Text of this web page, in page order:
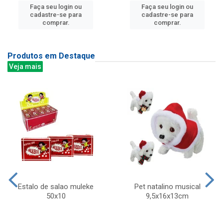
Faça seu login ou
cadastre-se para
comprar.
Faça seu login ou
cadastre-se para
comprar.
Produtos em Destaque
Veja mais
Estalo de salao muleke
50x10
Pet natalino musical
9,5x16x13cm